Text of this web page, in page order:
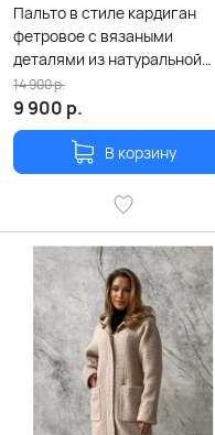
Пальто в стиле кардиган
фетровое с вязаными
деталями из натуральной
шерсти карамельного цвета
9 900 р.
14 900р.
В корзину